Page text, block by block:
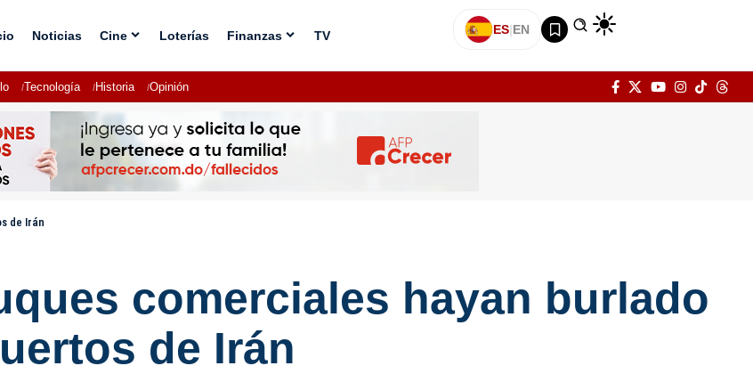
Noticias Cine Loterías Finanzas TV ES|EN
Tecnología Historia Opinión
de Irán
comerciales hayan burlado
de Irán